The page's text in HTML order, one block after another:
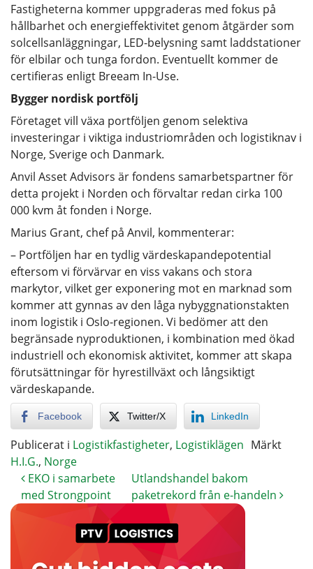
Fastigheterna kommer uppgraderas med fokus på
hållbarhet och energieffektivitet genom åtgärder som
solcellsanläggningar, LED-belysning samt laddstationer
för elbilar och tunga fordon. Eventuellt kommer de
certifieras enligt Breeam In-Use.
Bygger nordisk portfölj
Företaget vill växa portföljen genom selektiva
investeringar i viktiga industriområden och logistiknav i
Norge, Sverige och Danmark.
Anvil Asset Advisors är fondens samarbetspartner för
detta projekt i Norden och förvaltar redan cirka 100
000 kvm åt fonden i Norge.
Marius Grant, chef på Anvil, kommenterar:
– Portföljen har en tydlig värdeskapandepotential
eftersom vi förvärvar en viss vakans och stora
markytor, vilket ger exponering mot en marknad som
kommer att gynnas av den låga nybyggnationstakten
inom logistik i Oslo-regionen. Vi bedömer att den
begränsade nyproduktionen, i kombination med ökad
industriell och ekonomisk aktivitet, kommer att skapa
förutsättningar för hyrestillväxt och långsiktigt
värdeskapande.
Facebook Twitter/X LinkedIn
Publicerat i Logistikfastigheter, Logistiklägen Märkt
H.I.G., Norge
EKO i samarbete
med Strongpoint
Utlandshandel bakom
paketrekord från e-handeln